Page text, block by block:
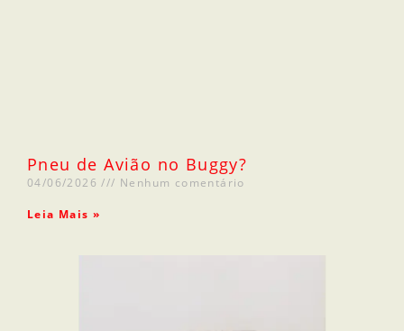
Pneu de Avião no Buggy?
04/06/2026 Nenhum comentário
Leia Mais »